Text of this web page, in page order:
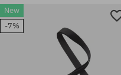
New
-7%